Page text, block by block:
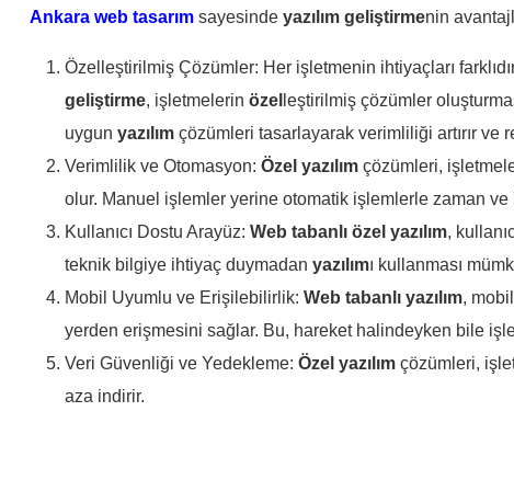
Ankara web tasarım sayesinde yazılım geliştirmenin
Özelleştirilmiş Çözümler: Her işletmenin ihtiyaçları
geliştirme, işletmelerin özel leştirilmiş çözümler
uygun yazılım çözümleri tasarlayarak verimliliği artırır ve
Verimlilik ve Otomasyon: Özel yazılım çözümleri,
olur. Manuel işlemler yerine otomatik işlemlerle zaman ve
Kullanıcı Dostu Arayüz: Web tabanlı özel yazılım,
teknik bilgiye ihtiyaç duymadan yazılımı kullanması
Mobil Uyumlu ve Erişilebilirlik: Web tabanlı yazılım,
yerden erişmesini sağlar. Bu, hareket halindeyken bile
Veri Güvenliği ve Yedekleme: Özel yazılım çözümleri,
aza indirir.